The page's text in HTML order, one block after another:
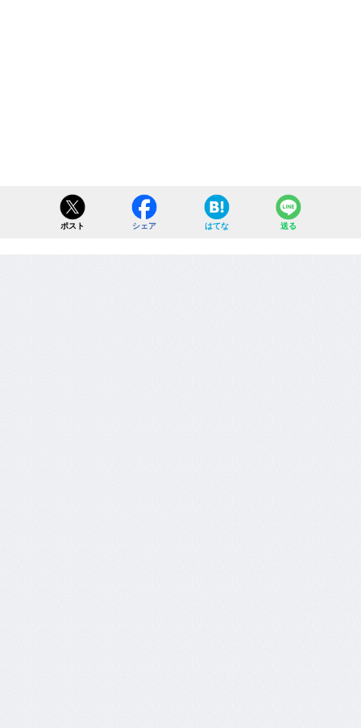
ポスト シェア はてな 送る